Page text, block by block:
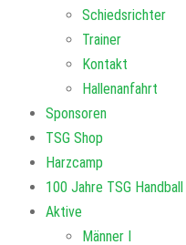
Schiedsrichter
Trainer
Kontakt
Hallenanfahrt
Sponsoren
TSG Shop
Harzcamp
100 Jahre TSG Handball
Aktive
Männer I